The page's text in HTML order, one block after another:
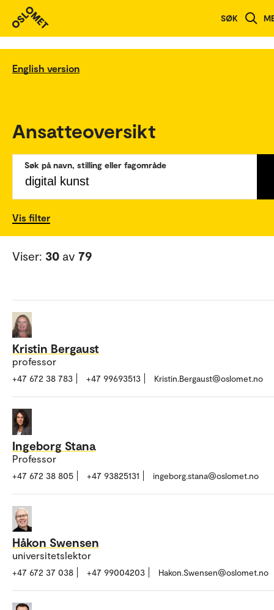
SØK
English version
Ansatteoversikt
Søk på navn, stilling eller fagområde
Vis filter
Viser: 30 av 79
Kristin Bergaust
professor
+47 672 38 783 +47 99693513 Kristin.Bergaust@oslomet.no
Ingeborg Stana
Professor
+47 672 38 805 +47 93825131 ingeborg.stana@oslomet.no
Håkon Swensen
universitetslektor
+47 672 37 038 +47 99004203 Hakon.Swensen@oslomet.no